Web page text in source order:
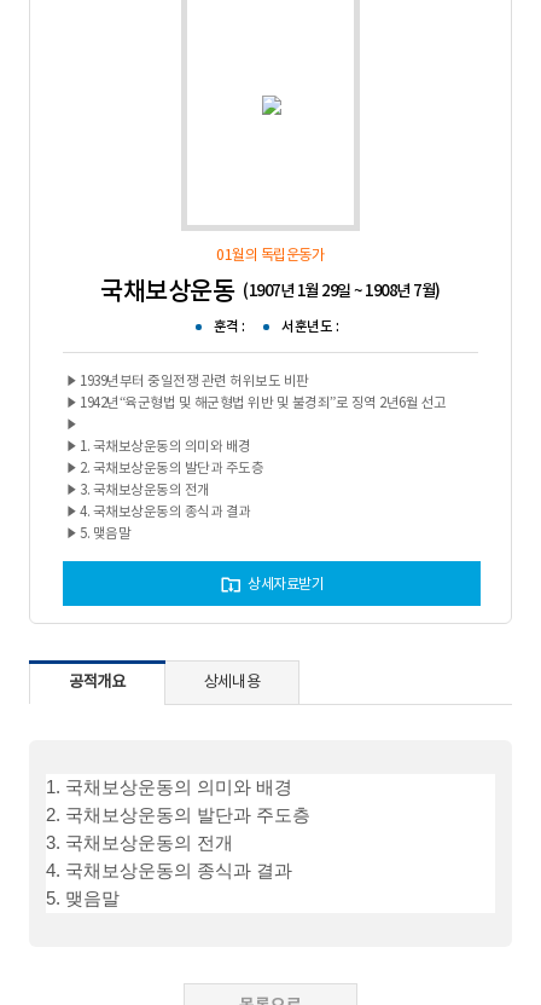
01월의 독립운동가
국채보상운동 (1907년 1월 29일 ~ 1908년 7월)
훈격 : 서훈년도 :
1939년부터 중일전쟁 관련 허위보도 비판
5. 맺음말
상세자료받기
공적개요 상세내용
1. 국채보상운동의 의미와 배경
2. 국채보상운동의 발단과 주도층
3. 국채보상운동의 전개
4. 국채보상운동의 종식과 결과
5. 맺음말